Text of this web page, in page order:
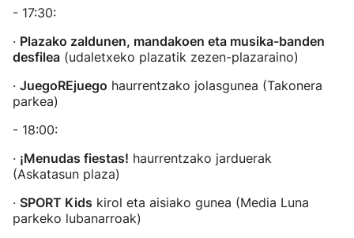
- 17:30:
· Plazako zaldunen, mandakoen eta musika-banden
desfilea (udaletxeko plazatik zezen-plazaraino)
· JuegoREjuego haurrentzako jolasgunea (Takonera
parkea)
- 18:00:
· ¡Menudas fiestas! haurrentzako jarduerak
(Askatasun plaza)
· SPORT Kids kirol eta aisiako gunea (Media Luna
parkeko lubanarroak)